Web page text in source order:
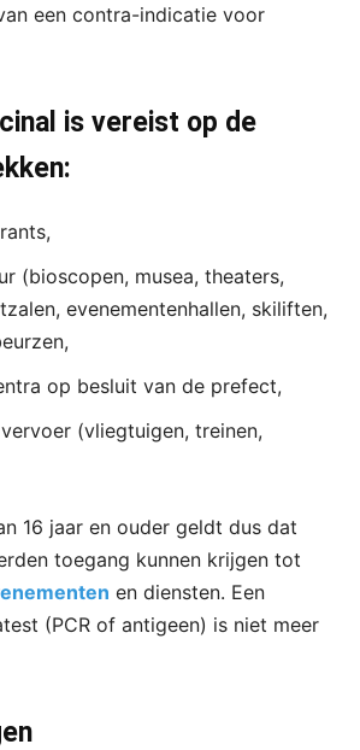
een contra-indicatie voor
is vereist op de
(bioscopen, musea, theaters,
evenementenhallen, skiliften,
op besluit van de prefect,
(vliegtuigen, treinen,
16 jaar en ouder geldt dus dat
toegang kunnen krijgen tot
en diensten. Een
(PCR of antigeen) is niet meer